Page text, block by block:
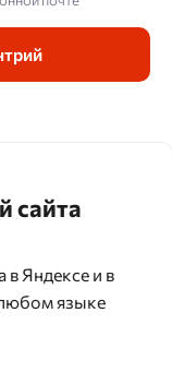
Яндексе и в
языке